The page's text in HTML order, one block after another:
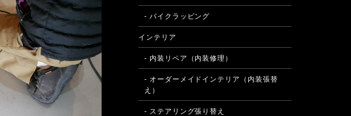
- バイクラッピング
インテリア
- 内装リペア（内装修理）
- オーダーメイドインテリア（内装張替
え）
- ステアリング張り替え